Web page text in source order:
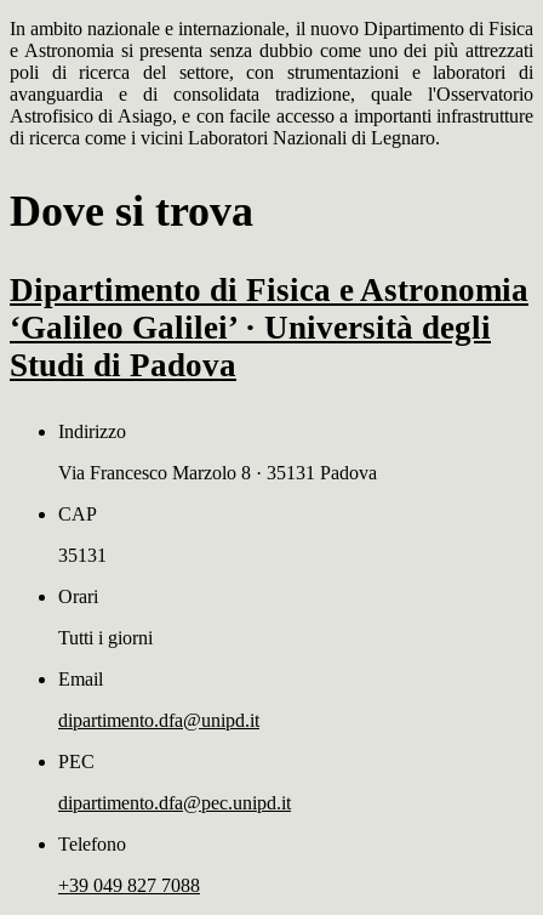
In ambito nazionale e internazionale, il nuovo Dipartimento di Fisica
e Astronomia si presenta senza dubbio come uno dei più attrezzati
poli di ricerca del settore, con strumentazioni e laboratori di
avanguardia e di consolidata tradizione, quale l'Osservatorio
Astrofisico di Asiago, e con facile accesso a importanti infrastrutture
di ricerca come i vicini Laboratori Nazionali di Legnaro.
Dove si trova
Dipartimento di Fisica e Astronomia
‘Galileo Galilei’ · Università degli
Studi di Padova
Indirizzo
Via Francesco Marzolo 8 · 35131 Padova
CAP
35131
Orari
Tutti i giorni
Email
dipartimento.dfa@unipd.it
PEC
dipartimento.dfa@pec.unipd.it
Telefono
+39 049 827 7088